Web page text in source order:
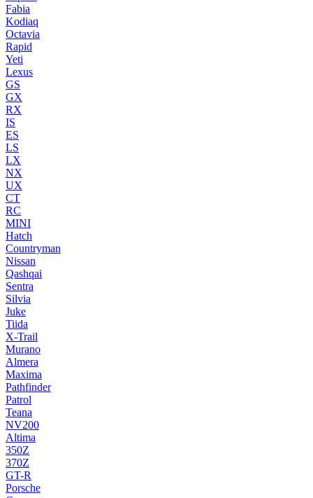
Fabia
Kodiaq
Octavia
Rapid
Yeti
Lexus
GS
GX
RX
IS
ES
LS
LX
NX
UX
CT
RC
MINI
Hatch
Countryman
Nissan
Qashqai
Sentra
Silvia
Juke
Tiida
X-Trail
Murano
Almera
Maxima
Pathfinder
Patrol
Teana
NV200
Altima
350Z
370Z
GT-R
Porsche